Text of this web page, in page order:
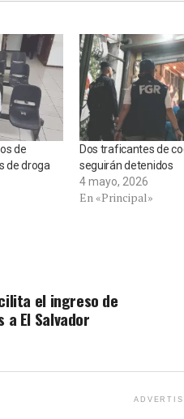
de
de droga
Dos traficantes de
seguirán detenidos
4 mayo, 2026
En «Principal»
el ingreso de
El Salvador